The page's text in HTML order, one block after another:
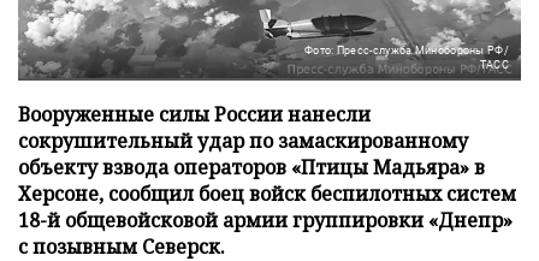
Фото: Пресс-служба Минобороны РФ/
ТАСС
Вооруженные силы России нанесли
сокрушительный удар по замаскированному
объекту взвода операторов «Птицы Мадьяра» в
Херсоне, сообщил боец войск беспилотных систем
18-й общевойсковой армии группировки «Днепр»
с позывным Северск.